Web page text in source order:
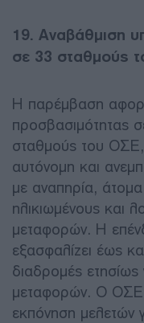
19. Αναβάθμιση
σε 33 σταθμούς
Η παρέμβαση
προσβασιμότητας
σταθμούς του
αυτόνομη και
με αναπηρία, άτομα
ηλικιωμένους και
μεταφορών. Η
εξασφαλίζει έως
διαδρομές
μεταφορών. Ο ΟΣΕ
εκπόνηση μελετών